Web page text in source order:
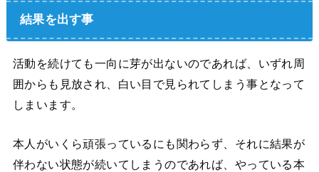
結果を出す事
活動を続けても一向に芽が出ないのであれば、いずれ周
囲からも見放され、白い目で見られてしまう事となって
しまいます。
本人がいくら頑張っているにも関わらず、それに結果が
伴わない状態が続いてしまうのであれば、やっている本